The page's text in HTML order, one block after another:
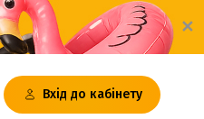
✕
Вхід до кабінету